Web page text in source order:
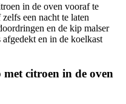
in de oven vooraf te
een nacht te laten
en de kip malser
en in de koelkast
citroen in de oven